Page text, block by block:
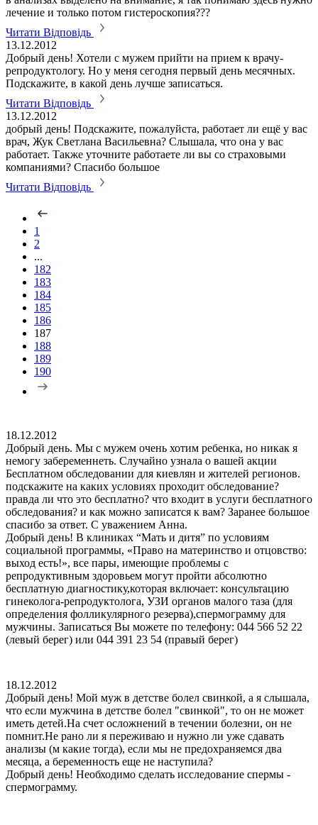
лечение и только потом гистероскопия???
Читати Відповідь
13.12.2012
Добрый день! Хотели с мужем прийти на прием к врачу-
репродуктологу. Но у меня сегодня первый день месячных.
Подскажите, в какой день лучше записаться.
Читати Відповідь
13.12.2012
добрый день! Подскажите, пожалуйста, работает ли ещё у вас
врач, Жук Светлана Васильевна? Слышала, что она у вас
работает. Также уточните работаете ли вы со страховыми
компаниями? Спасибо большое
Читати Відповідь
1
2
...
182
183
184
185
186
187
188
189
190
18.12.2012
Добрый день. Мы с мужем очень хотим ребенка, но никак я
немогу забеременнеть. Случайно узнала о вашей акции
Бесплатном обследовании для киевлян и жителей регионов.
подскажите на каких условиях проходит обследование?
правда ли что это бесплатно? что входит в услуги бесплатного
обследования? и как можно записатся к вам? Заранее большое
спасибо за ответ. С уважением Анна.
Добрый день! В клиниках “Мать и дитя” по условиям
социальной программы, «Право на материнство и отцовство:
выход есть!», все пары, имеющие проблемы с
репродуктивным здоровьем могут пройти абсолютно
бесплатную диагностику,которая включает: консультацию
гинеколога-репродуктолога, УЗИ органов малого таза (для
определения фолликулярного резерва),спермограмму для
мужчины. Записаться Вы можете по телефону: 044 566 52 22
(левый берег) или 044 391 23 54 (правый берег)
18.12.2012
Добрый день! Мой муж в детстве болел свинкой, а я слышала,
что если мужчина в детстве болел "свинкой", то он не может
иметь детей.На счет осложнений в течении болезни, он не
помнит.Не рано ли я переживаю и нужно ли уже сдавать
анализы (м какие тогда), если мы не предохраняемся два
месяца, а беременность еще не наступила?
Добрый день! Необходимо сделать исследование спермы -
спермограмму.